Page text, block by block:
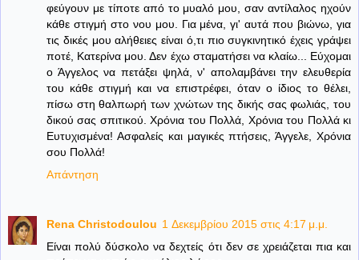
φεύγουν με τίποτε από το μυαλό μου, σαν αντίλαλος ηχούν
κάθε στιγμή στο νου μου. Για μένα, γι' αυτά που βιώνω, για
τις δικές μου αλήθειες είναι ό,τι πιο συγκινητικό έχεις γράψει
ποτέ, Κατερίνα μου. Δεν έχω σταματήσει να κλαίω... Εύχομαι
ο Άγγελος να πετάξει ψηλά, ν' απολαμβάνει την ελευθερία
του κάθε στιγμή και να επιστρέφει, όταν ο ίδιος το θέλει,
πίσω στη θαλπωρή των χνώτων της δικής σας φωλιάς, του
δικού σας σπιτικού. Χρόνια του Πολλά, Χρόνια του Πολλά κι
Ευτυχισμένα! Ασφαλείς και μαγικές πτήσεις, Άγγελε, Χρόνια
σου Πολλά!
Απάντηση
Rena Christodoulou 1 Δεκεμβρίου 2015 στις 4:17 μ.μ.
Είναι πολύ δύσκολο να δεχτείς ότι δεν σε χρειάζεται πια και